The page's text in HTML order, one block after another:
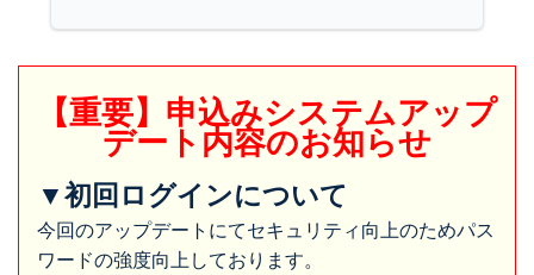
【重要】申込みシステムアップ
デート内容のお知らせ
▼初回ログインについて
今回のアップデートにてセキュリティ向上のためパス
ワードの強度向上しております。